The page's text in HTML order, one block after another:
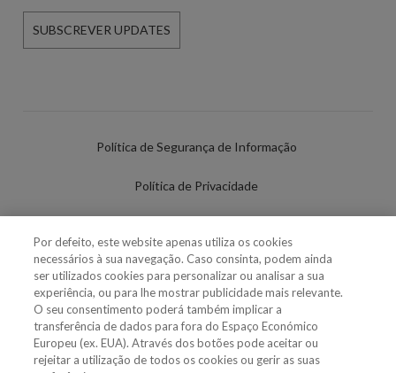
SUBSCREVER UPDATES
Política de Segurança de Informação
Política de Privacidade
Política de Cookies
Definições de cookies
Uso Fraudulento Nome/Marca
Por defeito, este website apenas utiliza os cookies
necessários à sua navegação. Caso consinta, podem ainda
ser utilizados cookies para personalizar ou analisar a sua
experiência, ou para lhe mostrar publicidade mais relevante.
O seu consentimento poderá também implicar a
transferência de dados para fora do Espaço Económico
Europeu (ex. EUA). Através dos botões pode aceitar ou
rejeitar a utilização de todos os cookies ou gerir as suas